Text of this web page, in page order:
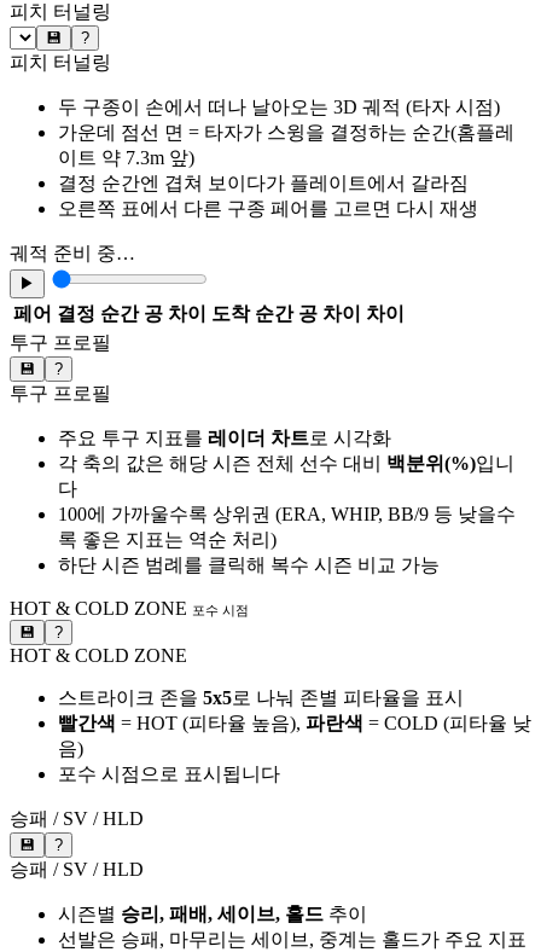
피치 터널링
💾 ?
피치 터널링
두 구종이 손에서 떠나 날아오는 3D 궤적 (타자 시점)
가운데 점선 면 = 타자가 스윙을 결정하는 순간(홈플레
이트 약 7.3m 앞)
결정 순간엔 겹쳐 보이다가 플레이트에서 갈라짐
오른쪽 표에서 다른 구종 페어를 고르면 다시 재생
궤적 준비 중…
▶
페어 결정 순간 공 차이 도착 순간 공 차이
차이
투구 프로필
💾 ?
투구 프로필
주요 투구 지표를 레이더 차트로 시각화
각 축의 값은 해당 시즌 전체 선수 대비 백분위(%)입니
다
100에 가까울수록 상위권 (ERA, WHIP, BB/9 등 낮을수
록 좋은 지표는 역순 처리)
하단 시즌 범례를 클릭해 복수 시즌 비교 가능
HOT & COLD ZONE 포수 시점
💾 ?
HOT & COLD ZONE
스트라이크 존을 5x5로 나눠 존별 피타율을 표시
빨간색 = HOT (피타율 높음), 파란색 = COLD (피타율 낮
음)
포수 시점으로 표시됩니다
승패 / SV / HLD
💾 ?
승패 / SV / HLD
시즌별 승리, 패배, 세이브, 홀드 추이
선발은 승패, 마무리는 세이브, 중계는 홀드가 주요 지표